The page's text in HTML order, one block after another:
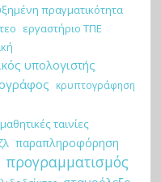
πραγματικότητα
εργαστήριο ΤΠΕ
υπολογιστής
κρυπτογράφηση
μαθητικές ταινίες
παραπληροφόρηση
προγραμματισμός